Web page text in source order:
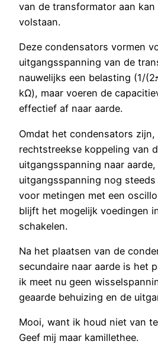
van de transformator aan kan
volstaan.
Deze condensators vormen
uitgangsspanning van de
nauwelijks een belasting (1/
kΩ), maar voeren de
effectief af naar aarde.
Omdat het condensators zijn,
rechtstreekse koppeling van
uitgangsspanning naar
uitgangsspanning nog steeds
voor metingen met een
blijft het mogelijk voedingen
schakelen.
Na het plaatsen van de
secundaire naar aarde is het
ik meet nu geen
geaarde behuizing en de
Mooi, want ik houd niet van
Geef mij maar kamillethee.